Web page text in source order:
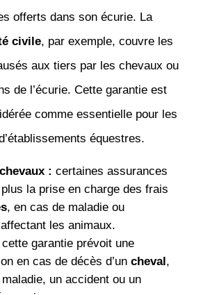
offerts dans son écurie. La
civile, par exemple, couvre les
aux tiers par les chevaux ou
de l’écurie. Cette garantie est
comme essentielle pour les
équestres.
: certaines assurances
la prise en charge des frais
, en cas de maladie ou
les animaux.
cette garantie prévoit une
en cas de décès d’un cheval,
un accident ou un